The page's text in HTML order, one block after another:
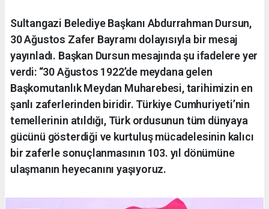
Sultangazi Belediye Başkanı Abdurrahman Dursun,
30 Ağustos Zafer Bayramı dolayısıyla bir mesaj
yayınladı. Başkan Dursun mesajında şu ifadelere yer
verdi: “30 Ağustos 1922’de meydana gelen
Başkomutanlık Meydan Muharebesi, tarihimizin en
şanlı zaferlerinden biridir. Türkiye Cumhuriyeti’nin
temellerinin atıldığı, Türk ordusunun tüm dünyaya
gücünü gösterdiği ve kurtuluş mücadelesinin kalıcı
bir zaferle sonuçlanmasının 103. yıl dönümüne
ulaşmanın heyecanını yaşıyoruz.